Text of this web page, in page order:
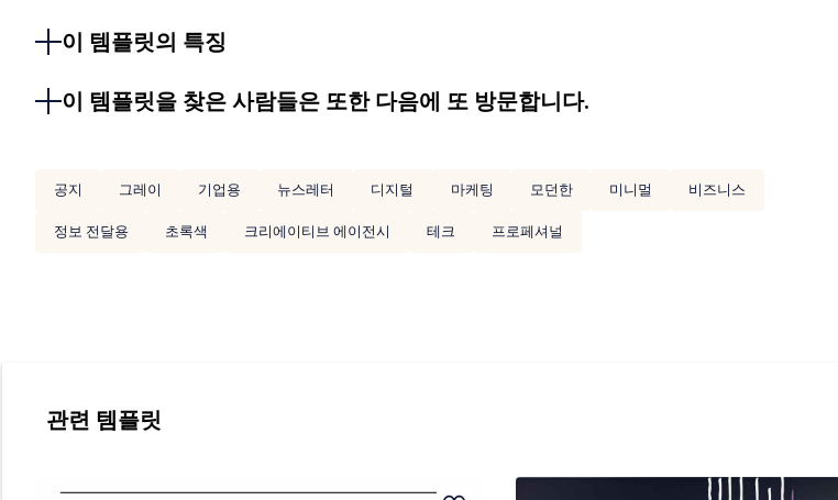
이 템플릿의 특징
이 템플릿을 찾은 사람들은 또한 다음에 또 방문합니다.
공지 그레이 기업용 뉴스레터 디지털 마케팅 모던한 미니멀
비즈니스
정보 전달용
초록색 크리에이티브 에이전시 테크 프로페셔널
관련 템플릿